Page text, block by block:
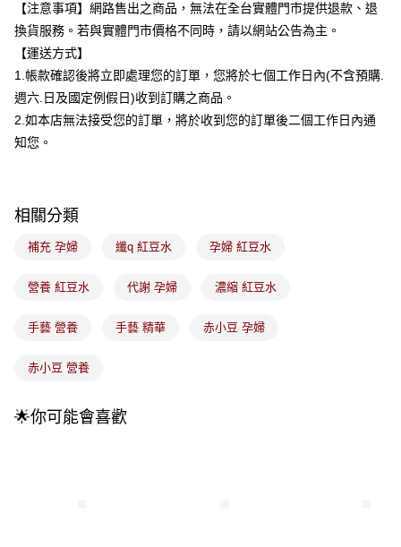
大哥付你分期
相關說明
【大哥付你分期使用說明】
1.本服務由台灣大哥大提供，台灣大哥大用戶可立即使用無須另外申請。
2.付款方式選擇「大哥付你分期」，訂單成立後會自動跳轉到大哥付的交易
流程，驗證手機門號後，選擇欲分期的期數、繳款截止日，確認付款後即完
成交易。
3.實際核准額度、可分期數及費用金額請依後續交易確認頁面所載為準。
1.分期款項不併入電信帳單，「大哥付你分期」於每月結算日後寄送繳費提
2.透過簡訊連結打開帳單後，可選擇「超商條碼／台灣大直營門市／銀行轉
用戶於交易時，得透過本服務購買商品或服務，並由商店將買賣／分期付款
2.基於同意付款使用「大哥付你分期」之契約關係目的，商店將以您的個人
3.完整用戶服務條款，請詳閱以下連結：
ATM付款
運送方式
全家取貨付款
每筆NT$100，滿NT$899(含以上)免運費
每筆NT$100，滿NT$899(含以上)免運費
宅配
【注意事項】網路售出之商品，無法在全台實體門市提供退款、退
換貨服務。若與實體門市價格不同時，請以網站公告為主。
【運送方式】
1.帳款確認後將立即處理您的訂單，您將於七個工作日內(不含預購.
週六.日及國定例假日)收到訂購之商品。
2.如本店無法接受您的訂單，將於收到您的訂單後二個工作日內通
知您。
相關分類
補充 孕婦 纖q 紅豆水 孕婦 紅豆水
營養 紅豆水 代謝 孕婦 濃縮 紅豆水
手藝 營養 手藝 精華 赤小豆 孕婦
赤小豆 營養
🌟你可能會喜歡